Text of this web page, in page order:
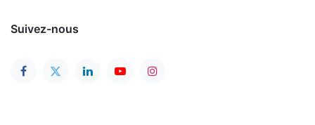
Suivez-nous